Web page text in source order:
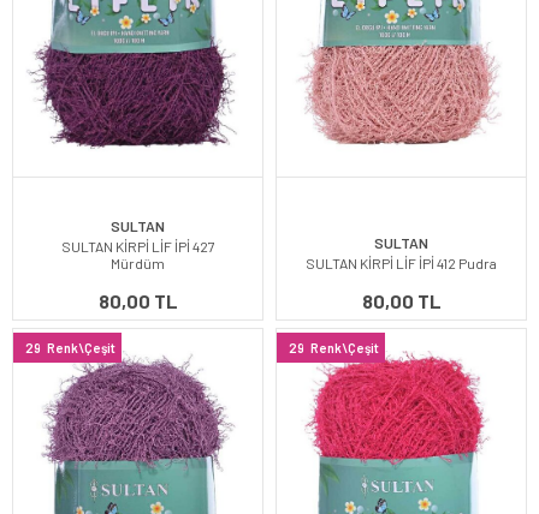
SULTAN
SULTAN KİRPİ LİF İPİ 427
Mürdüm
80,00 TL
SULTAN
SULTAN KİRPİ LİF İPİ 412 Pudra
80,00 TL
29 Renk\Çeşit 29 Renk\Çeşit